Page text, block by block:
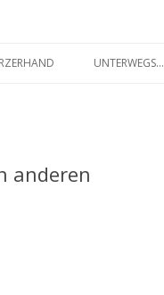
UNTERWEGS…
anderen